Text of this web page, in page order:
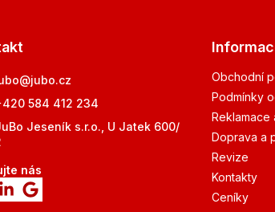
@jubo.cz
584 412 234
Jeseník s.r.o., U Jatek 600/
nás
Obchodní
Podmínky
Doprava a
Revize
Kontakty
Ceníky